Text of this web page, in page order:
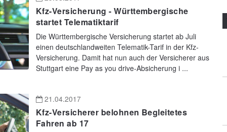
Kfz-Versicherung - Württembergische
startet Telematiktarif
Die Württembergische Versicherung startet ab Juli
einen deutschlandweiten Telematik-Tarif in der Kfz-
Versicherung. Damit hat nun auch der Versicherer aus
Stuttgart eine Pay as you drive-Absicherung i ...
21.04.2017
Kfz-Versicherer belohnen Begleitetes
Fahren ab 17